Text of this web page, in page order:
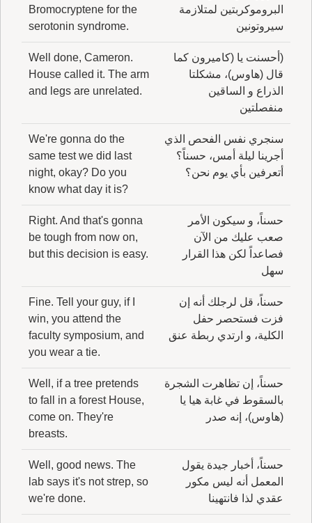
البروموكربتين لمتلازمة
سيروتونين
Bromocryptene for the
serotonin syndrome.
(أحسنت يا (كاميرون كما
قال (هاوس)، مشكلتا
الذراع و الساقين
منفصلتين
Well done, Cameron.
House called it. The arm
and legs are unrelated.
سنجري نفس الفحص الذي
أجرينا ليلة أمس، حسناً؟
أتعرفين بأي يوم نحن؟
We're gonna do the
same test we did last
night, okay? Do you
know what day it is?
حسناً، و سيكون الأمر
صعب عليك من الآن
فصاعداً لكن هذا القرار
سهل
Right. And that's gonna
be tough from now on,
but this decision is easy.
حسناً، قل لرجلك أنه إن
فزت فستحصر حفل
الكلية، و ارتدي ربطة عنق
Fine. Tell your guy, if I
win, you attend the
faculty symposium, and
you wear a tie.
حسناً، إن تظاهرت الشجرة
بالسقوط في غابة هيا يا
(هاوس)، إنه صدر
Well, if a tree pretends
to fall in a forest House,
come on. They're
breasts.
حسناً، أخبار جيدة يقول
المعمل أنه ليس مكور
عقدي لذا فانتهينا
Well, good news. The
lab says it's not strep, so
we're done.